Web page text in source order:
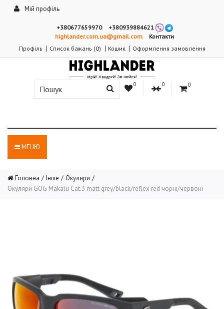
Мій профіль
+380677659970
+380939884621
highlander.com.ua@gmail.com
Контакти
Профіль
Список бажань (0) Кошик Оформлення замовлення
0 0 0
МЕНЮ
Головна Інше
Окуляри
Окуляри GOG Makalu Cat.3 matt grey/black/reflex red чорні/червоні